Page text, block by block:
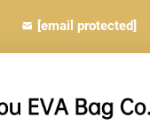
[email protected]